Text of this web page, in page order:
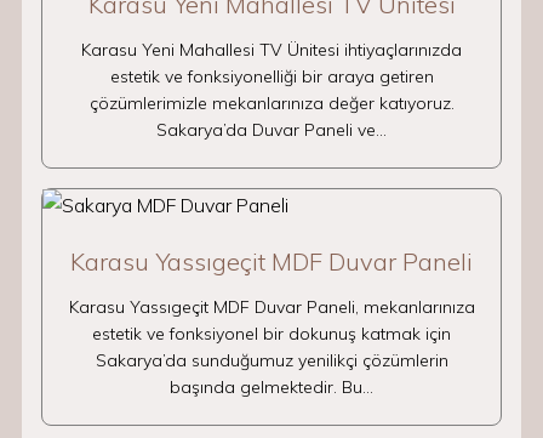
Karasu Yeni Mahallesi TV Ünitesi ihtiyaçlarınızda
estetik ve fonksiyonelliği bir araya getiren
çözümlerimizle mekanlarınıza değer katıyoruz.
Sakarya’da Duvar Paneli ve…
Karasu Yassıgeçit MDF Duvar Paneli
Karasu Yassıgeçit MDF Duvar Paneli, mekanlarınıza
estetik ve fonksiyonel bir dokunuş katmak için
Sakarya’da sunduğumuz yenilikçi çözümlerin
başında gelmektedir. Bu…